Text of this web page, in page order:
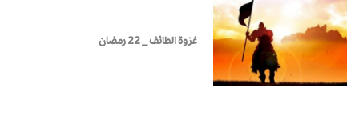
غزوة الطائف _ 22 رمضان